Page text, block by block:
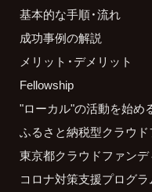
基本的な手順・流れ
成功事例の解説
メリット・デメリット
Fellowship
"ローカル"の活動を始め
ふるさと納税型クラウ
東京都クラウドファン
コロナ対策支援プログ